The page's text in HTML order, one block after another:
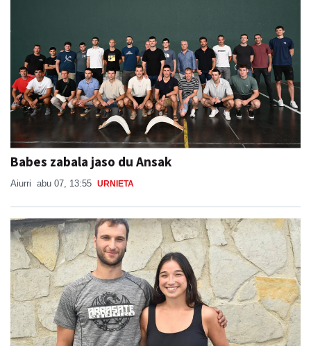
Babes zabala jaso du Ansak
Aiurri abu 07, 13:55 URNIETA